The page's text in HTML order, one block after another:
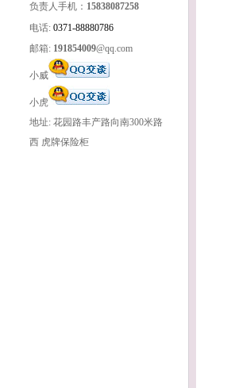
负责人手机： 15838087258
电话: 0371-88880786
邮箱: 191854009@qq.com
小威
小虎
地址: 花园路丰产路向南300米路
西 虎牌保险柜